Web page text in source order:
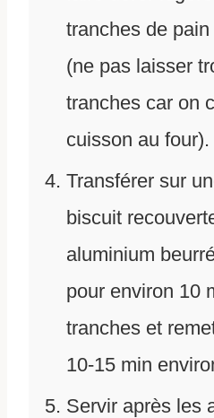
tranches de
(ne pas laisser
tranches car on
cuisson au four).
Transférer sur
biscuit
aluminium
pour environ 10
tranches et
10-15 min
Servir après les